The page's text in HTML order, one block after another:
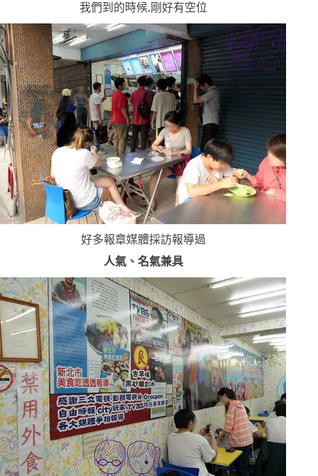
我們到的時候,剛好有空位
好多報章媒體採訪報導過
人氣、名氣兼具